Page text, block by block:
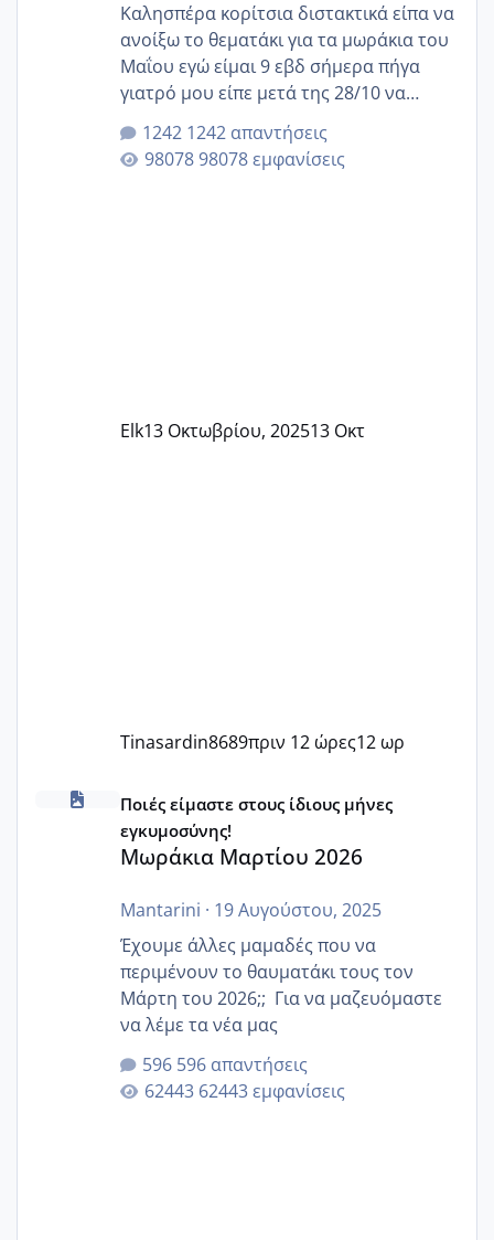
Καλησπέρα κορίτσια διστακτικά είπα να
ανοίξω το θεματάκι για τα μωράκια του
Μαΐου εγώ είμαι 9 εβδ σήμερα πήγα
γιατρό μου είπε μετά της 28/10 να
κλείσω ραντεβού για την αυχενική είναι
καμιά άλλη κοπέλα να γεννάει Μάιο ;;
1242 απαντήσεις
98078 εμφανίσεις
Elk13 Οκτωβρίου, 202513 Οκτ
Tinasardin8689πριν 12 ώρες12 ωρ
Μωράκια Μαρτίου 2026
Ποιές είμαστε στους ίδιους μήνες
εγκυμοσύνης!
Μωράκια Μαρτίου 2026
Mantarini · 19 Αυγούστου, 2025
Έχουμε άλλες μαμαδές που να
περιμένουν το θαυματάκι τους τον
Μάρτη του 2026;; Για να μαζευόμαστε
να λέμε τα νέα μας
596 απαντήσεις
62443 εμφανίσεις